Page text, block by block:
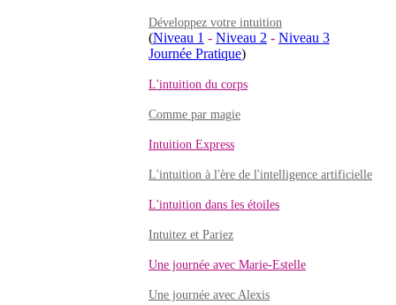
Développez votre intuition
(Niveau 1 - Niveau 2 - Niveau 3
Journée Pratique)
L'intuition du corps
Comme par magie
Intuition Express
L'intuition à l'ère de l'intelligence artificielle
L'intuition dans les étoiles
Intuitez et Pariez
Une journée avec Marie-Estelle
Une journée avec Alexis